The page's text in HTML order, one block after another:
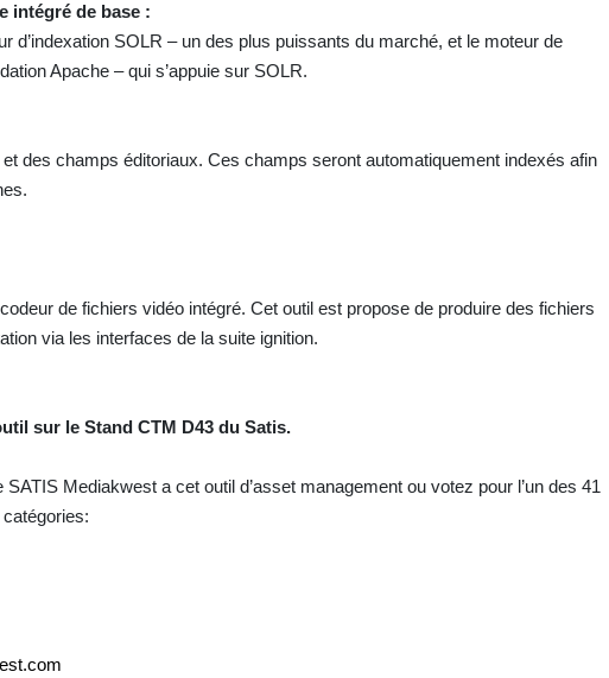
intégré de base :
d’indexation SOLR – un des plus puissants du marché, et le moteur de
Apache – qui s’appuie sur SOLR.
des champs éditoriaux. Ces champs seront automatiquement indexés afin
de fichiers vidéo intégré. Cet outil est propose de produire des fichiers
via les interfaces de la suite ignition.
sur le Stand CTM D43 du Satis.
Mediakwest a cet outil d’asset management ou votez pour l’un des 41